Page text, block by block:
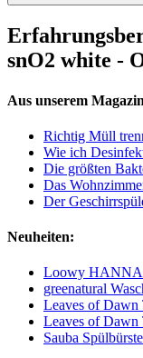
snO2 white -
Aus unserem
Richtig Müll
Wie ich
Die größten
Das
Der
Neuheiten:
Loowy HANNA
greenatural
Leaves of Dawn
Leaves of Dawn
Sauba